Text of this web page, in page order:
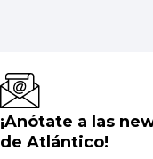
¡Anótate a las
de Atlántico!